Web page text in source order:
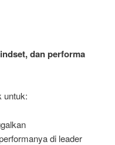
dan performa
untuk:
di leader